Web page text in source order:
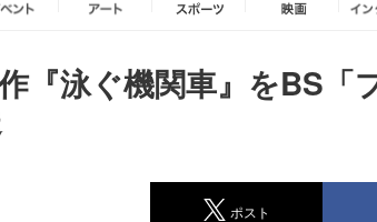
『泳ぐ機関車』をBS「
ポスト